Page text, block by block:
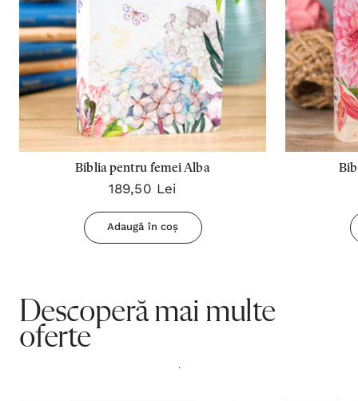
Biblia pentru femei Alba
189,50 Lei
Adaugă în coș
Descoperă mai multe
oferte
.